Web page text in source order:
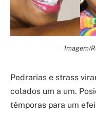
Imagem/
Pedrarias e strass
colados um a um.
têmporas para um